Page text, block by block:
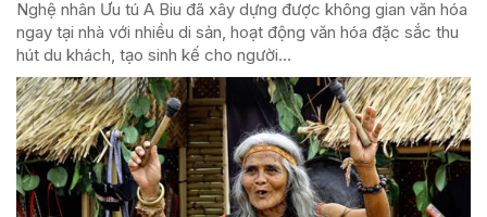
Nghệ nhân Ưu tú A Biu đã xây dựng được không gian văn hóa
ngay tại nhà với nhiều di sản, hoạt động văn hóa đặc sắc thu
hút du khách, tạo sinh kế cho người...